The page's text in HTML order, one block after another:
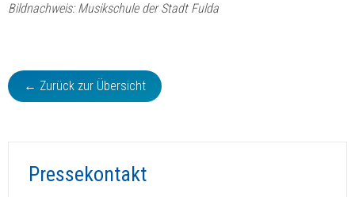
Pressekontakt
Bildnachweis: Musikschule der Stadt Fulda
← Zurück zur Übersicht